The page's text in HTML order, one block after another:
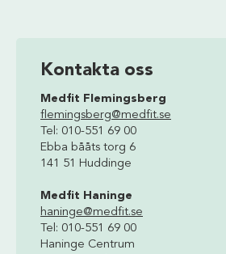
Kontakta oss
Medfit Flemingsberg
flemingsberg@medfit.se
Tel: 010-551 69 00
Ebba bååts torg 6
141 51 Huddinge
Medfit Haninge
haninge@medfit.se
Tel: 010-551 69 00
Haninge Centrum